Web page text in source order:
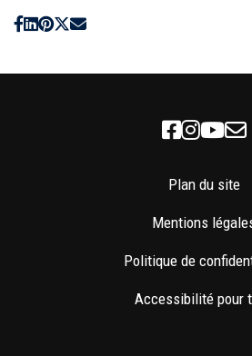
Plan du site
Mentions
Politique de
Accessibilité pour